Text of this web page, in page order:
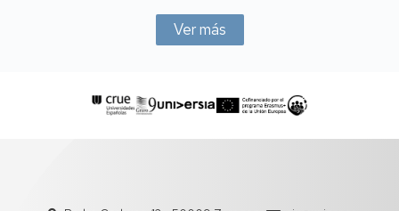
Ver más